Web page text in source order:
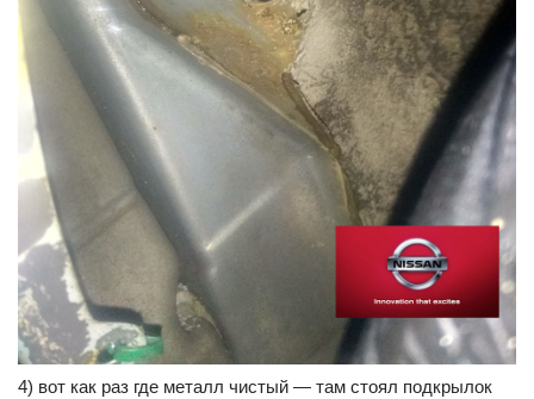
4) вот как раз где металл чистый — там стоял подкрылок